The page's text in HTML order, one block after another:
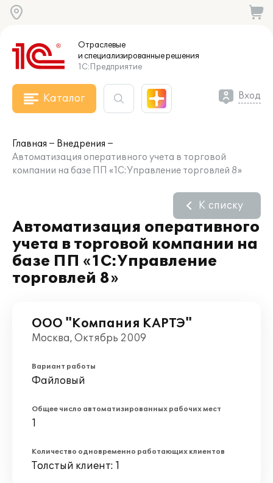
Отраслевые
и специализированныерешения
1С:Предприятие
Каталог Вход
Главная
Внедрения
Автоматизация оперативного учета в торговой
компании на базе ПП «1С:Управление торговлей 8»
Автоматизация оперативного
учета в торговой компании на
базе ПП «1С:Управление
торговлей 8»
К списку
ООО "Компания КАРТЭ"
Москва, Октябрь 2009
Вариант работы
Файловый
Общее число автоматизированных рабочих мест
1
Количество одновременно работающих клиентов
Толстый клиент: 1